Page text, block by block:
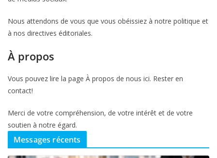
Nous attendons de vous que vous obéissiez à notre politique et
à nos directives éditoriales.
À propos
Vous pouvez lire la page À propos de nous ici. Rester en
contact!
Merci de votre compréhension, de votre intérêt et de votre
soutien à notre égard.
Messages récents